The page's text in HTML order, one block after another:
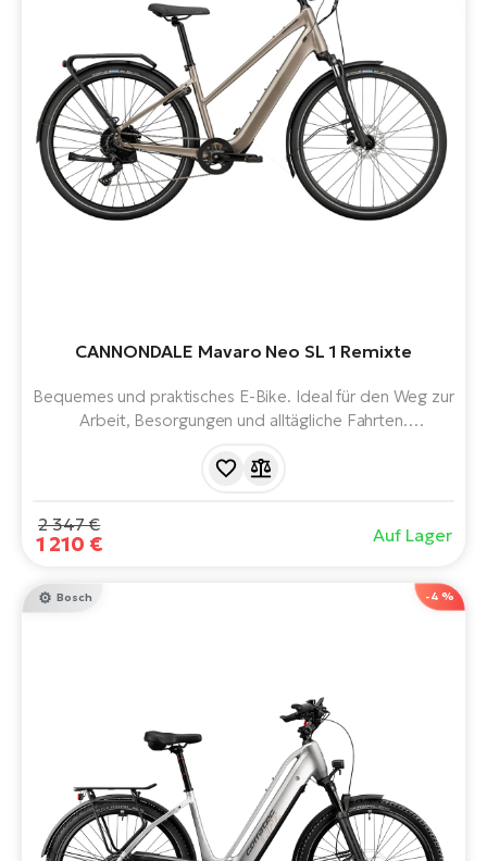
CANNONDALE Mavaro Neo SL 1 Remixte
Bequemes und praktisches E-Bike. Ideal für den Weg zur
Arbeit, Besorgungen und alltägliche Fahrten.
Heckmotor, einem 360-Wh-Akku, einer 8-Gang
Aluminiumrahmen und hydraulischen Tektro HD-275
2 347 €
1 210 € Auf Lager
-4 %
Bosch